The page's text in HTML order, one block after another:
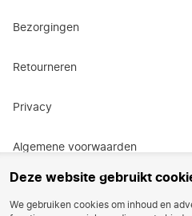
Deze website gebruikt
We gebruiken cookies om inhoud en
Bezorgingen
Retourneren
Privacy
Algemene voorwaarden
Actievoorwaarden